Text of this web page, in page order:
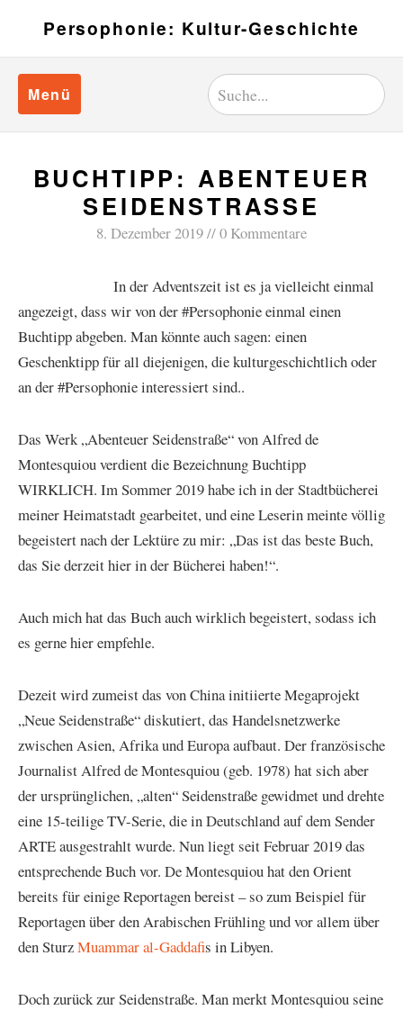
Persophonie: Kultur-Geschichte
Menü
BUCHTIPP: ABENTEUER
SEIDENSTRASSE
8. Dezember 2019 0 Kommentare
In der Adventszeit ist es ja vielleicht einmal
angezeigt, dass wir von der #Persophonie einmal einen
Buchtipp abgeben. Man könnte auch sagen: einen
Geschenktipp für all diejenigen, die kulturgeschichtlich oder
an der #Persophonie interessiert sind..
Das Werk „Abenteuer Seidenstraße“ von Alfred de
Montesquiou verdient die Bezeichnung Buchtipp
WIRKLICH. Im Sommer 2019 habe ich in der Stadtbücherei
meiner Heimatstadt gearbeitet, und eine Leserin meinte völlig
begeistert nach der Lektüre zu mir: „Das ist das beste Buch,
das Sie derzeit hier in der Bücherei haben!“.
Auch mich hat das Buch auch wirklich begeistert, sodass ich
es gerne hier empfehle.
Dezeit wird zumeist das von China initiierte Megaprojekt
„Neue Seidenstraße“ diskutiert, das Handelsnetzwerke
zwischen Asien, Afrika und Europa aufbaut. Der französische
Journalist Alfred de Montesquiou (geb. 1978) hat sich aber
der ursprünglichen, „alten“ Seidenstraße gewidmet und drehte
eine 15-teilige TV-Serie, die in Deutschland auf dem Sender
ARTE ausgestrahlt wurde. Nun liegt seit Februar 2019 das
entsprechende Buch vor. De Montesquiou hat den Orient
bereits für einige Reportagen bereist – so zum Beispiel für
Reportagen über den Arabischen Frühling und vor allem über
den SturzMuammar al-Gaddafis in Libyen.
Doch zurück zur Seidenstraße. Man merkt Montesquiou seine